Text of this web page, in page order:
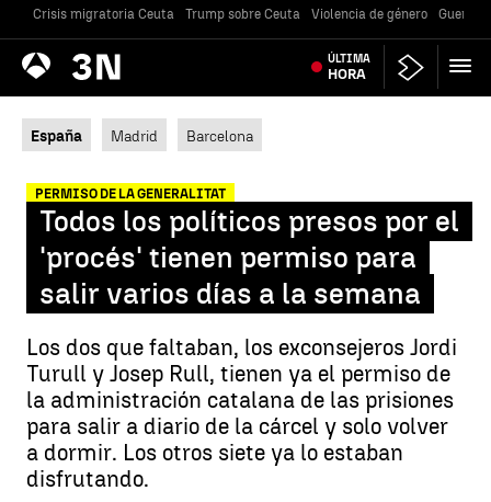
Crisis migratoria Ceuta Trump sobre Ceuta Violencia de género Guerra
Antena
3 Noticias ÚLTIMA
HORA
España Madrid Barcelona
PERMISO DE LA GENERALITAT
Todos los políticos presos por el
'procés' tienen permiso para
salir varios días a la semana
Los dos que faltaban, los exconsejeros Jordi
Turull y Josep Rull, tienen ya el permiso de
la administración catalana de las prisiones
para salir a diario de la cárcel y solo volver
a dormir. Los otros siete ya lo estaban
disfrutando.